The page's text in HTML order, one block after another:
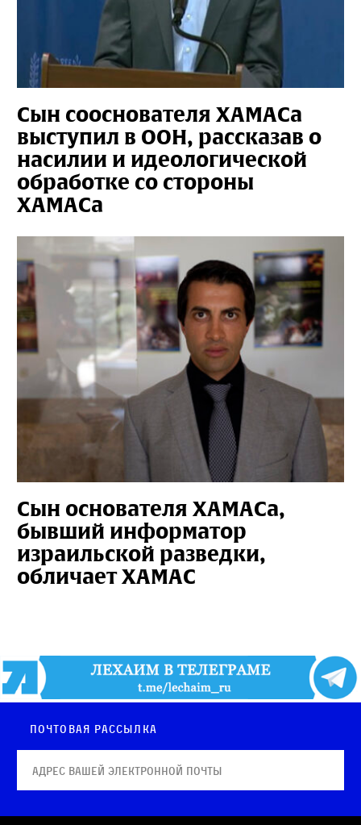
Сын сооснователя ХАМАСа
выступил в ООН, рассказав о
насилии и идеологической
обработке со стороны
ХАМАСа
Сын основателя ХАМАСа,
бывший информатор
израильской разведки,
обличает ХАМАС
Почтовая рассылка